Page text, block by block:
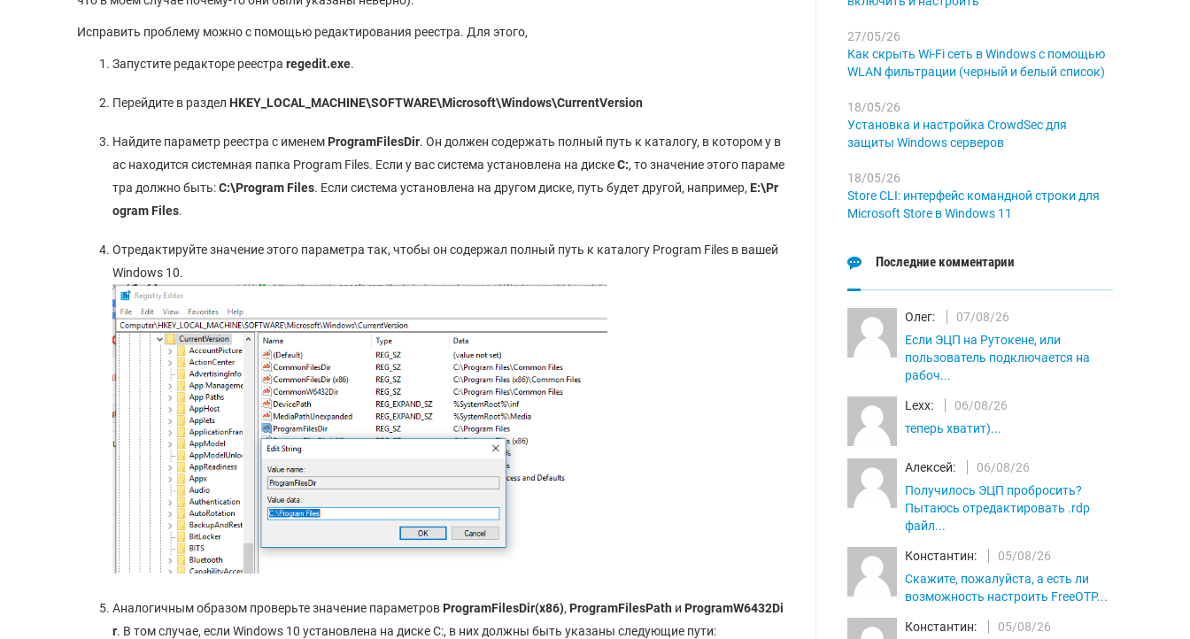
Исправить проблему можно с помощью редактирования реестра. Для этого,
Запустите редакторе реестра regedit.exe.
Перейдите в раздел HKEY_LOCAL_MACHINE\SOFTWARE\Microsoft\Windows\CurrentVersion
Найдите параметр реестра с именем ProgramFilesDir. Он должен содержать полный путь к каталогу, в котором у в
ас находится системная папка Program Files. Если у вас система установлена на дискеC:, то значение этого параме
тра должно быть:C:\Program Files. Если система установлена на другом диске, путь будет другой, например, E:\Pr
ogram Files.
Отредактируйте значение этого параметра так, чтобы он содержал полный путь к каталогу Program Files в вашей
Windows 10.
Аналогичным образом проверьте значение параметров ProgramFilesDir(x86), ProgramFilesPath и ProgramW6432Di
r. В том случае, если Windows 10 установлена на диске C:, в них должны быть указаны следующие пути:
27/05/26
Как скрыть Wi-Fi сеть в Windows с помощью
WLAN фильтрации (черный и белый список)
18/05/26
Установка и настройка CrowdSec для
защиты Windows серверов
18/05/26
Store CLI: интерфейс командной строки для
Microsoft Store в Windows 11
Последние комментарии
Олег:
07/08/26
Если ЭЦП на Рутокене, или
пользователь подключается на
рабоч...
Lexx:
06/08/26
теперь хватит)...
Алексей:
06/08/26
Получилось ЭЦП пробросить?
Пытаюсь отредактировать .rdp
файл...
Константин:
05/08/26
Скажите, пожалуйста, а есть ли
возможность настроить FreeOTP...
Константин:
05/08/26